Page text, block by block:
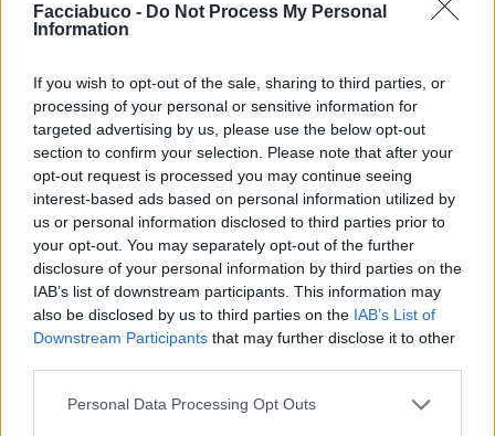
Facciabuco - Do Not Process My Personal
Information
If you wish to opt-out of the sale, sharing to third parties, or
processing of your personal or sensitive information for
targeted advertising by us, please use the below opt-out
section to confirm your selection. Please note that after your
opt-out request is processed you may continue seeing
interest-based ads based on personal information utilized by
us or personal information disclosed to third parties prior to
your opt-out. You may separately opt-out of the further
disclosure of your personal information by third parties on the
IAB’s list of downstream participants. This information may
also be disclosed by us to third parties on the IAB’s List of
Downstream Participants that may further disclose it to other
Personal Data Processing Opt Outs
Stime: 10  Commenti: 4